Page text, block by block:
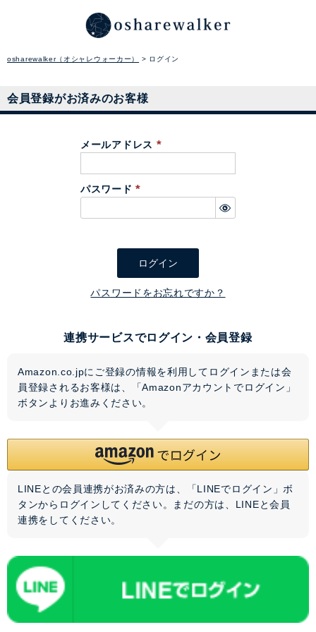
osharewalker（オシャレウォーカー） ログイン
会員登録がお済みのお客様
メールアドレス
必
パスワード
必
ログイン
パスワードをお忘れですか？
連携サービスでログイン・会員登録
Amazon.co.jpにご登録の情報を利用してログインまたは会
員登録されるお客様は、「Amazonアカウントでログイン」
ボタンよりお進みください。
LINEとの会員連携がお済みの方は、「LINEでログイン」ボ
タンからログインしてください。まだの方は、 LINEと会員
連携をしてください。